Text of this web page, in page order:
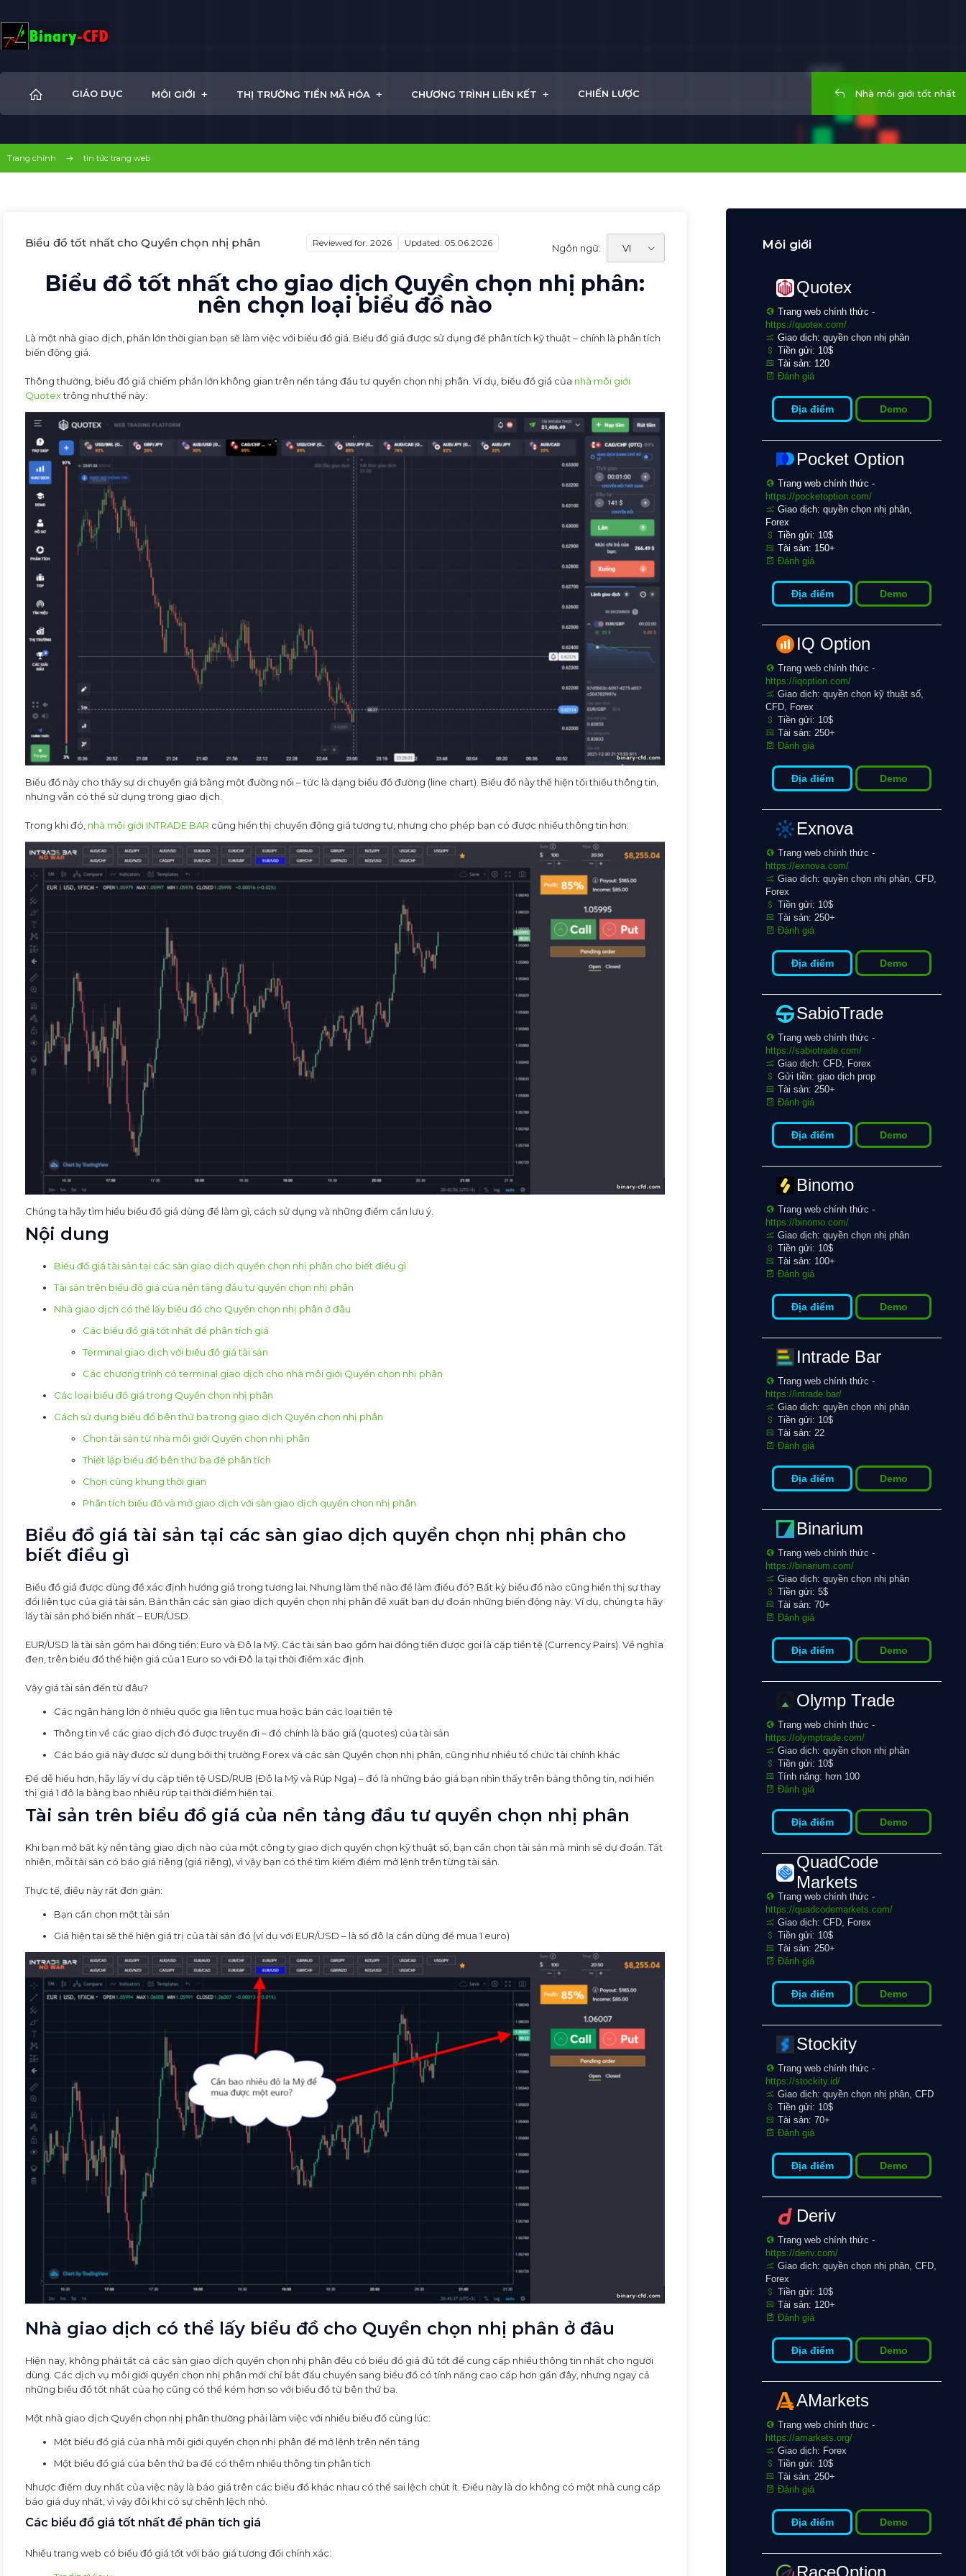
GIÁO DỤC MÔI GIỚI + THỊ TRƯỜNG TIỀN MÃ HÓA + CHƯƠNG TRÌNH LIÊN KẾT + CHIẾN LƯỢC Nhà môi giới tốt nhất
Trang chính tin tức trang web
Biểu đồ tốt nhất cho Quyền chọn nhị phân Reviewed for: 2026 Updated: 05.06.2026 Ngôn ngữ:
Biểu đồ tốt nhất cho giao dịch Quyền chọn nhị phân:
nên chọn loại biểu đồ nào
Là một nhà giao dịch, phần lớn thời gian bạn sẽ làm việc với biểu đồ giá. Biểu đồ giá được sử dụng để phân tích kỹ thuật – chính là phân tích
biến động giá.
Thông thường, biểu đồ giá chiếm phần lớn không gian trên nền tảng đầu tư quyền chọn nhị phân. Ví dụ, biểu đồ giá của nhà môi giới
Quotextrông như thế này:
Biểu đồ này cho thấy sự di chuyển giá bằng một đường nối – tức là dạng biểu đồ đường (line chart). Biểu đồ này thể hiện tối thiểu thông tin,
nhưng vẫn có thể sử dụng trong giao dịch.
Trong khi đó, nhà môi giới INTRADE BAR cũng hiển thị chuyển động giá tương tự, nhưng cho phép bạn có được nhiều thông tin hơn:
Chúng ta hãy tìm hiểu biểu đồ giá dùng để làm gì, cách sử dụng và những điểm cần lưu ý.
Nội dung
Biểu đồ giá tài sản tại các sàn giao dịch quyền chọn nhị phân cho biết điều gì
Tài sản trên biểu đồ giá của nền tảng đầu tư quyền chọn nhị phân
Nhà giao dịch có thể lấy biểu đồ cho Quyền chọn nhị phân ở đâu
Các biểu đồ giá tốt nhất để phân tích giá
Terminal giao dịch với biểu đồ giá tài sản
Các chương trình có terminal giao dịch cho nhà môi giới Quyền chọn nhị phân
Các loại biểu đồ giá trong Quyền chọn nhị phân
Cách sử dụng biểu đồ bên thứ ba trong giao dịch Quyền chọn nhị phân
Chọn tài sản từ nhà môi giới Quyền chọn nhị phân
Thiết lập biểu đồ bên thứ ba để phân tích
Chọn cùng khung thời gian
Phân tích biểu đồ và mở giao dịch với sàn giao dịch quyền chọn nhị phân
Biểu đồ giá tài sản tại các sàn giao dịch quyền chọn nhị phân cho
biết điều gì
Biểu đồ giá được dùng để xác định hướng giá trong tương lai. Nhưng làm thế nào để làm điều đó? Bất kỳ biểu đồ nào cũng hiển thị sự thay
đổi liên tục của giá tài sản. Bản thân các sàn giao dịch quyền chọn nhị phân đề xuất bạn dự đoán những biến động này. Ví dụ, chúng ta hãy
lấy tài sản phổ biến nhất – EUR/USD.
EUR/USD là tài sản gồm hai đồng tiền: Euro và Đô la Mỹ. Các tài sản bao gồm hai đồng tiền được gọi là cặp tiền tệ (Currency Pairs). Về nghĩa
đen, trên biểu đồ thể hiện giá của 1 Euro so với Đô la tại thời điểm xác định.
Vậy giá tài sản đến từ đâu?
Các ngân hàng lớn ở nhiều quốc gia liên tục mua hoặc bán các loại tiền tệ
Thông tin về các giao dịch đó được truyền đi – đó chính là báo giá (quotes) của tài sản
Các báo giá này được sử dụng bởi thị trường Forex và các sàn Quyền chọn nhị phân, cũng như nhiều tổ chức tài chính khác
Để dễ hiểu hơn, hãy lấy ví dụ cặp tiền tệ USD/RUB (Đô la Mỹ và Rúp Nga) – đó là những báo giá bạn nhìn thấy trên bảng thông tin, nơi hiển
thị giá 1 đô la bằng bao nhiêu rúp tại thời điểm hiện tại.
Tài sản trên biểu đồ giá của nền tảng đầu tư quyền chọn nhị phân
Khi bạn mở bất kỳ nền tảng giao dịch nào của một công ty giao dịch quyền chọn kỹ thuật số, bạn cần chọn tài sản mà mình sẽ dự đoán. Tất
nhiên, mỗi tài sản có báo giá riêng (giá riêng), vì vậy bạn có thể tìm kiếm điểm mở lệnh trên từng tài sản.
Thực tế, điều này rất đơn giản:
Bạn cần chọn một tài sản
Giá hiện tại sẽ thể hiện giá trị của tài sản đó (ví dụ với EUR/USD – là số đô la cần dùng để mua 1 euro)
Nhà giao dịch có thể lấy biểu đồ cho Quyền chọn nhị phân ở đâu
Hiện nay, không phải tất cả các sàn giao dịch quyền chọn nhị phân đều có biểu đồ giá đủ tốt để cung cấp nhiều thông tin nhất cho người
dùng. Các dịch vụ môi giới quyền chọn nhị phân mới chỉ bắt đầu chuyển sang biểu đồ có tính năng cao cấp hơn gần đây, nhưng ngay cả
những biểu đồ tốt nhất của họ cũng có thể kém hơn so với biểu đồ từ bên thứ ba.
Một nhà giao dịch Quyền chọn nhị phân thường phải làm việc với nhiều biểu đồ cùng lúc:
Một biểu đồ giá của nhà môi giới quyền chọn nhị phân để mở lệnh trên nền tảng
Một biểu đồ giá của bên thứ ba để có thêm nhiều thông tin phân tích
Nhược điểm duy nhất của việc này là báo giá trên các biểu đồ khác nhau có thể sai lệch chút ít. Điều này là do không có một nhà cung cấp
báo giá duy nhất, vì vậy đôi khi có sự chênh lệch nhỏ.
Các biểu đồ giá tốt nhất để phân tích giá
Nhiều trang web có biểu đồ giá tốt với báo giá tương đối chính xác:
Môi giới
Quotex
Trang web chính thức -
https://quotex.com/
Giao dịch: quyền chọn nhị phân
Tiền gửi: 10$
Tài sản: 120
Đánh giá
Địa điểm Demo
Pocket Option
Trang web chính thức -
https://pocketoption.com/
Giao dịch: quyền chọn nhị phân,
Forex
Tiền gửi: 10$
Tài sản: 150+
Đánh giá
Địa điểm Demo
IQ Option
Trang web chính thức -
https://iqoption.com/
Giao dịch: quyền chọn kỹ thuật số,
CFD, Forex
Tiền gửi: 10$
Tài sản: 250+
Đánh giá
Địa điểm Demo
Exnova
Trang web chính thức -
https://exnova.com/
Giao dịch: quyền chọn nhị phân, CFD,
Forex
Tiền gửi: 10$
Tài sản: 250+
Đánh giá
Địa điểm Demo
SabioTrade
Trang web chính thức -
https://sabiotrade.com/
Giao dịch: CFD, Forex
Gửi tiền: giao dịch prop
Tài sản: 250+
Đánh giá
Địa điểm Demo
Binomo
Trang web chính thức -
https://binomo.com/
Giao dịch: quyền chọn nhị phân
Tiền gửi: 10$
Tài sản: 100+
Đánh giá
Địa điểm Demo
Intrade Bar
Trang web chính thức -
https://intrade.bar/
Giao dịch: quyền chọn nhị phân
Tiền gửi: 10$
Tài sản: 22
Đánh giá
Địa điểm Demo
Binarium
Trang web chính thức -
https://binarium.com/
Giao dịch: quyền chọn nhị phân
Tiền gửi: 5$
Tài sản: 70+
Đánh giá
Địa điểm Demo
Olymp Trade
Trang web chính thức -
https://olymptrade.com/
Giao dịch: quyền chọn nhị phân
Tiền gửi: 10$
Tính năng: hơn 100
Đánh giá
Địa điểm Demo
QuadCode
Markets
Trang web chính thức -
https://quadcodemarkets.com/
Giao dịch: CFD, Forex
Tiền gửi: 10$
Tài sản: 250+
Đánh giá
Địa điểm Demo
Stockity
Trang web chính thức -
https://stockity.id/
Giao dịch: quyền chọn nhị phân, CFD
Tiền gửi: 10$
Tài sản: 70+
Đánh giá
Địa điểm Demo
Deriv
Trang web chính thức -
https://deriv.com/
Giao dịch: quyền chọn nhị phân, CFD,
Forex
Tiền gửi: 10$
Tài sản: 120+
Đánh giá
Địa điểm Demo
AMarkets
Trang web chính thức -
https://amarkets.org/
Giao dịch: Forex
Tiền gửi: 10$
Tài sản: 250+
Đánh giá
Địa điểm Demo
RaceOption